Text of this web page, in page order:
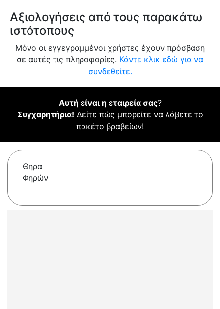
Αξιολογήσεις από τους παρακάτω
ιστότοπους
Μόνο οι εγγεγραμμένοι χρήστες έχουν πρόσβαση
σε αυτές τις πληροφορίες. Κάντε κλικ εδώ για να
συνδεθείτε.
Αυτή είναι η εταιρεία σας?
Συγχαρητήρια! Δείτε πώς μπορείτε να λάβετε το
πακέτο βραβείων!
Θηρα
Φηρών